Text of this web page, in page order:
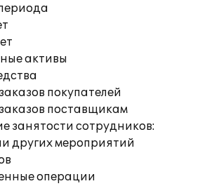
активы
покупателей
поставщикам
занятости сотрудников:
других мероприятий
операции